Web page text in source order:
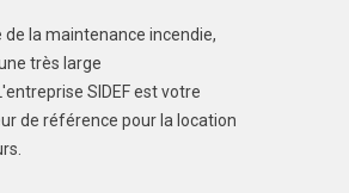
de la maintenance incendie,
très large
SIDEF est votre
de référence pour la location